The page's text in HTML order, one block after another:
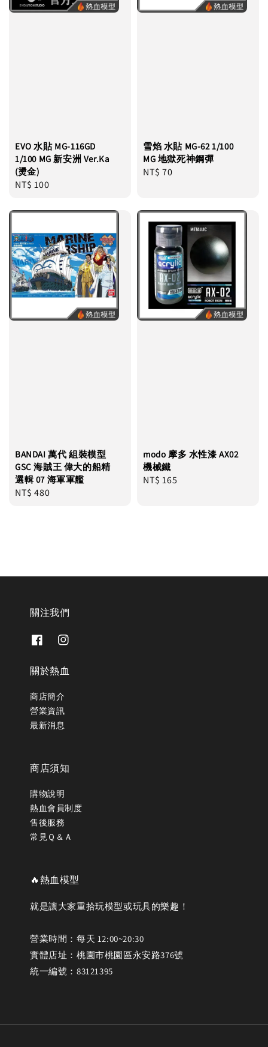
EVO 水貼 MG-116GD
1/100 MG 新安洲 Ver.Ka
(燙金)
Regular
NT$ 100
雪焰 水貼 MG-62 1/100
MG 地獄死神鋼彈
Regular
NT$ 70
BANDAI 萬代 組裝模型
GSC 海賊王 偉大的船精
選輯 07 海軍軍艦
Regular
NT$ 480
modo 摩多 水性漆 AX02
機械鐵
Regular
NT$ 165
關注我們
關於熱血
商店簡介
營業資訊
最新消息
商店須知
購物說明
熱血會員制度
售後服務
常見Ｑ＆Ａ
🔥熱血模型
就是讓大家重拾玩模型或玩具的樂趣！
營業時間：每天 12:00~20:30
實體店址：桃園市桃園區永安路376號
統一編號：83121395